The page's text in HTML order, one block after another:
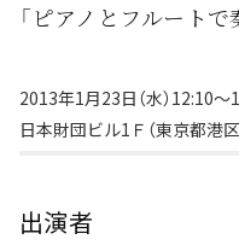
「ピアノとフルート
2013年1月23日（水）12:10〜
日本財団ビル1Ｆ（東京都港
出演者